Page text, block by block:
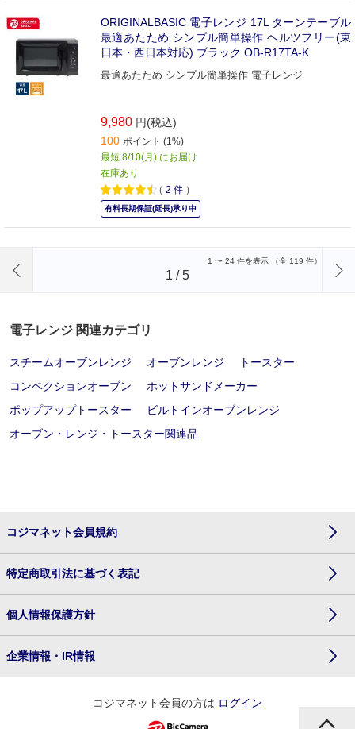
ORIGINALBASIC 電子レンジ 17L ターンテーブル
最適あたため シンプル簡単操作 ヘルツフリー(東
日本・西日本対応) ブラック OB-R17TA-K
最適あたため シンプル簡単操作 電子レンジ
9,980 円(税込)
100 ポイント (1%)
最短 8/10(月) にお届け
在庫あり
（ 2 件 ）
有料長期保証(延長)承り中
1 〜 24 件を表示 （全 119 件）
1 /5
電子レンジ 関連カテゴリ
スチームオーブンレンジ オーブンレンジ
トースター
コンベクションオーブン
ホットサンドメーカー
ポップアップトースター
ビルトインオーブンレンジ
オーブン・レンジ・トースター関連品
コジマネット会員規約
特定商取引法に基づく表記
個人情報保護方針
企業情報・IR情報
コジマネット会員の方は ログイン